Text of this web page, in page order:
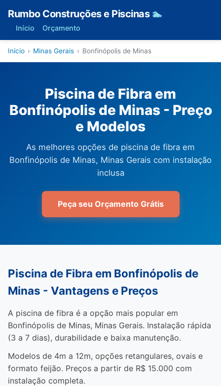
Rumbo Construções e Piscinas 🏊
Início Orçamento
Início › Minas Gerais › Bonfinópolis de Minas
Piscina de Fibra em
Bonfinópolis de Minas - Preço
e Modelos
As melhores opções de piscina de fibra em
Bonfinópolis de Minas, Minas Gerais com instalação
inclusa
Peça seu Orçamento Grátis
Piscina de Fibra em Bonfinópolis de
Minas - Vantagens e Preços
A piscina de fibra é a opção mais popular em
Bonfinópolis de Minas, Minas Gerais. Instalação rápida
(3 a 7 dias), durabilidade e baixa manutenção.
Modelos de 4m a 12m, opções retangulares, ovais e
formato feijão. Preços a partir de R$ 15.000 com
instalação completa.